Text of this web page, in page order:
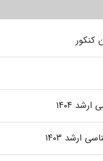
کنکور
۱۴۰۴
ارشد ۱۴۰۳